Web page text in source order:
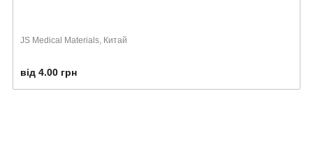
JS Medical Materials, Китай
від 4.00 грн